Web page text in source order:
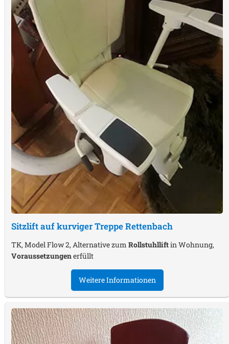
Sitzlift auf kurviger TreppeRettenbach
TK, Model Flow 2, Alternative zum Rollstuhlliftin Wohnung,
Voraussetzungenerfüllt
Weitere Informationen